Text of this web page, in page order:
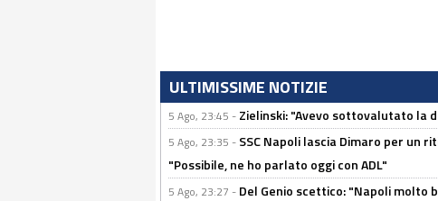
ULTIMISSIME NOTIZIE
5 Ago, 23:45 - Zielinski: "Avevo sottovalutato
5 Ago, 23:35 - SSC Napoli lascia Dimaro per un
"Possibile, ne ho parlato oggi con ADL"
5 Ago, 23:27 - Del Genio scettico: "Napoli molto